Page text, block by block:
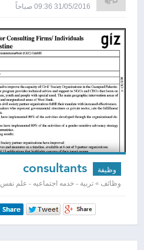
31/05/2016 09:36 صباحاً
وظيفة
وظائف » تربية - خدمه اجتماعيه - علم نفس